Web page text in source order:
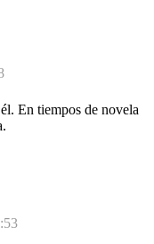
En tiempos de novela